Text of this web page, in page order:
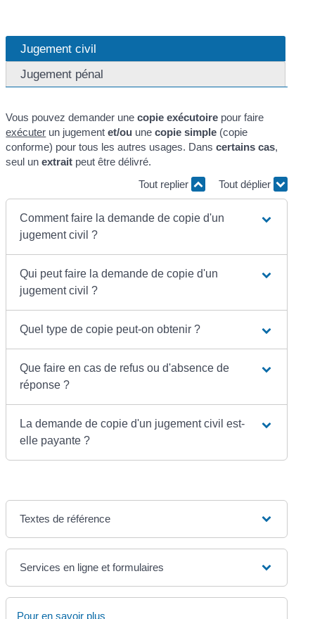
Jugement civil
Jugement pénal
Vous pouvez demander unecopie exécutoire pour faire
exécuter un jugementet/ou unecopie simple (copie
conforme) pour tous les autres usages. Danscertains cas,
seul unextrait peut être délivré.
Tout replier
Tout déplier
Comment faire la demande de copie d'un
jugement civil ?
Qui peut faire la demande de copie d'un
jugement civil ?
Quel type de copie peut-on obtenir ?
Que faire en cas de refus ou d'absence de
réponse ?
La demande de copie d'un jugement civil est-
elle payante ?
Textes de référence
Services en ligne et formulaires
Pour en savoir plus